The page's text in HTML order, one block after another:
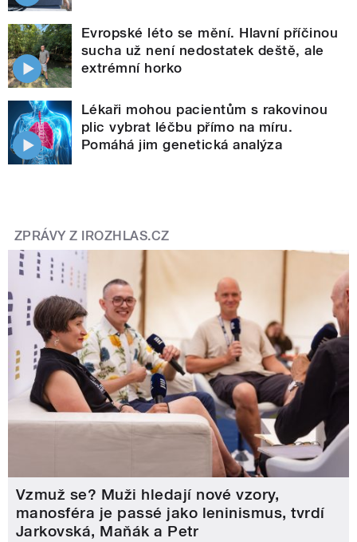
Evropské léto se mění. Hlavní příčinou
sucha už není nedostatek deště, ale
extrémní horko
Lékaři mohou pacientům s rakovinou
plic vybrat léčbu přímo na míru.
Pomáhá jim genetická analýza
ZPRÁVY Z IROZHLAS.CZ
Vzmuž se? Muži hledají nové vzory,
manosféra je passé jako leninismus, tvrdí
Jarkovská, Maňák a Petr